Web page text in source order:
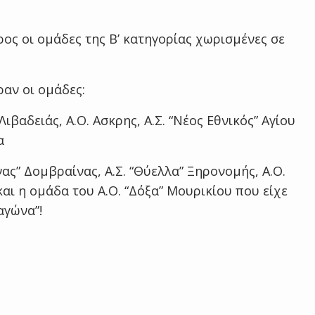
οι ομάδες της Β’ κατηγορίας χωρισμένες σε
οι ομάδες:
Α.Ο. Ασκρης, Α.Σ. “Νέος Εθνικός” Αγίου
Δομβραίνας, Α.Σ. “Θύελλα” Ξηρονομής, Α.Ο.
η ομάδα του Α.Ο. “Δόξα” Μουρικίου που είχε